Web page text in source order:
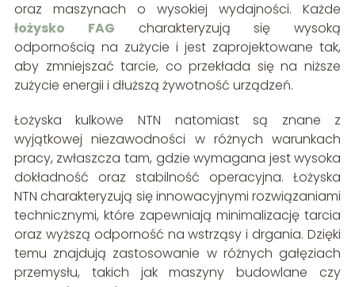
oraz maszynach o wysokiej wydajności. Każde
łożysko FAG charakteryzują się wysoką
odpornością na zużycie i jest zaprojektowane tak,
aby zmniejszać tarcie, co przekłada się na niższe
zużycie energii i dłuższą żywotność urządzeń.
Łożyska kulkowe NTN natomiast są znane z
wyjątkowej niezawodności w różnych warunkach
pracy, zwłaszcza tam, gdzie wymagana jest wysoka
dokładność oraz stabilność operacyjna. Łożyska
NTN charakteryzują się innowacyjnymi rozwiązaniami
technicznymi, które zapewniają minimalizację tarcia
oraz wyższą odporność na wstrząsy i drgania. Dzięki
temu znajdują zastosowanie w różnych gałęziach
przemysłu, takich jak maszyny budowlane czy